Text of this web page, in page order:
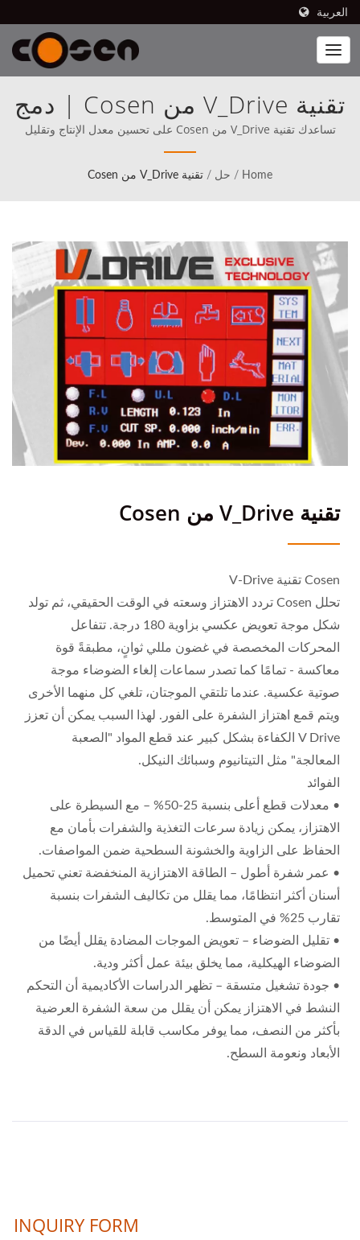
العربية
تقنية V_Drive من Cosen | دمج
الروبوتات المتطورة في عملية
التصنيع الخاصة بك
تساعدك تقنية V_Drive من Cosen على تحسين معدل الإنتاج وتقليل
منذ البداية مهمتها واضحة في المنافسة مباشرة مع الأفضل في العالم.
Home
/ حل / تقنية V_Drive من Cosen
تقنية V_Drive من Cosen
Cosen تقنية V-Drive
تحلل Cosen تردد الاهتزاز وسعته في الوقت الحقيقي، ثم تولد
شكل موجة تعويض عكسي بزاوية 180 درجة. تتفاعل
المحركات المخصصة في غضون مللي ثوانٍ، مطبقةً قوة
معاكسة - تمامًا كما تصدر سماعات إلغاء الضوضاء موجة
صوتية عكسية. عندما تلتقي الموجتان، تلغي كل منهما الأخرى
ويتم قمع اهتزاز الشفرة على الفور. لهذا السبب يمكن أن تعزز
V Drive الكفاءة بشكل كبير عند قطع المواد "الصعبة
المعالجة" مثل التيتانيوم وسبائك النيكل.
الفوائد
• معدلات قطع أعلى بنسبة 25-50% – مع السيطرة على
الاهتزاز، يمكن زيادة سرعات التغذية والشفرات بأمان مع
الحفاظ على الزاوية والخشونة السطحية ضمن المواصفات.
• عمر شفرة أطول – الطاقة الاهتزازية المنخفضة تعني تحميل
أسنان أكثر انتظامًا، مما يقلل من تكاليف الشفرات بنسبة
تقارب 25% في المتوسط.
• تقليل الضوضاء – تعويض الموجات المضادة يقلل أيضًا من
الضوضاء الهيكلية، مما يخلق بيئة عمل أكثر ودية.
• جودة تشغيل متسقة – تظهر الدراسات الأكاديمية أن التحكم
النشط في الاهتزاز يمكن أن يقلل من سعة الشفرة العرضية
بأكثر من النصف، مما يوفر مكاسب قابلة للقياس في الدقة
الأبعاد ونعومة السطح.